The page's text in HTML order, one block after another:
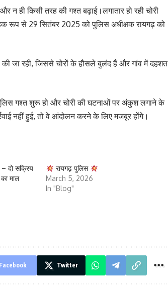
न ही किसी तरह की गश्त बढ़ाई।लगातार हो रही चोरी
रूप से 29 सितंबर 2025 को पुलिस अधीक्षक रायगढ़ को
की जा रही, जिससे चोरों के हौसले बुलंद हैं और गांव में दहशत
पुलिस गश्त शुरू हो और चोरी की घटनाओं पर अंकुश लगाने के
नहीं हुई, तो वे आंदोलन करने के लिए मजबूर होंगे।
– दो सक्रिय
का माल
रायगढ़ पुलिस
March 5, 2026
In "Blog"
Facebook Twitter